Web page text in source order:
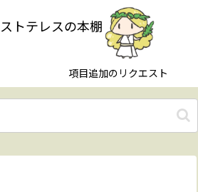
トテレスの本棚
項目追加のリクエスト